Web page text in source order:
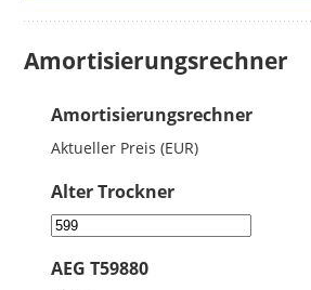
Amortisierungsrechner
Amortisierungsrechner
Aktueller Preis (EUR)
Alter Trockner
AEG T59880